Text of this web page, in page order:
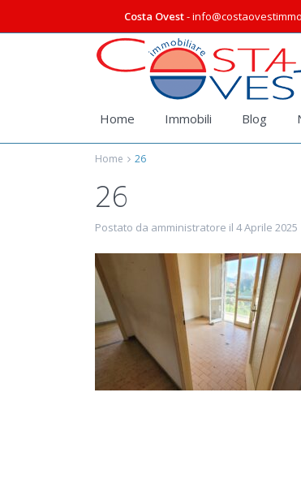
Costa Ovest-
Home Immobili Blog
Home 26
26
Postato da amministratore il 4 Aprile 2025